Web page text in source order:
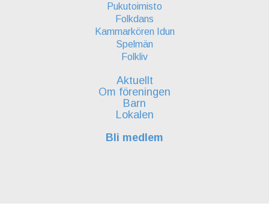
Pukutoimisto
Folkdans
Kammarkören Idun
Spelmän
Folkliv
Aktuellt
Om föreningen
Barn
Lokalen
Bli medlem